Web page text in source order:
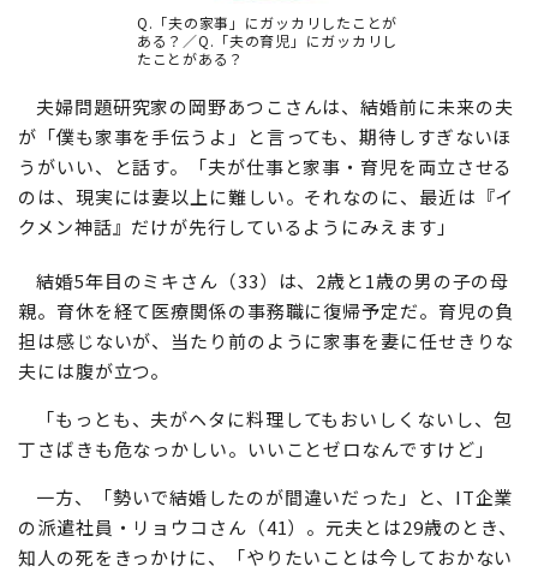
Q.「夫の家事」にガッカリしたことが
ある？／Q.「夫の育児」にガッカリし
たことがある？
夫婦問題研究家の岡野あつこさんは、結婚前に未来の夫
が「僕も家事を手伝うよ」と言っても、期待しすぎないほ
うがいい、と話す。「夫が仕事と家事・育児を両立させる
のは、現実には妻以上に難しい。それなのに、最近は『イ
クメン神話』だけが先行しているようにみえます」
結婚5年目のミキさん（33）は、2歳と1歳の男の子の母
親。育休を経て医療関係の事務職に復帰予定だ。育児の負
担は感じないが、当たり前のように家事を妻に任せきりな
夫には腹が立つ。
「もっとも、夫がヘタに料理してもおいしくないし、包
丁さばきも危なっかしい。いいことゼロなんですけど」
一方、「勢いで結婚したのが間違いだった」と、IT企業
の派遣社員・リョウコさん（41）。元夫とは29歳のとき、
知人の死をきっかけに、「やりたいことは今しておかない